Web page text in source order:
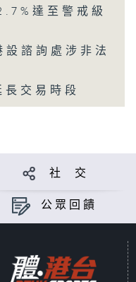
達至警戒級
諮詢處涉非法
交易時段
社 交
公眾回饋